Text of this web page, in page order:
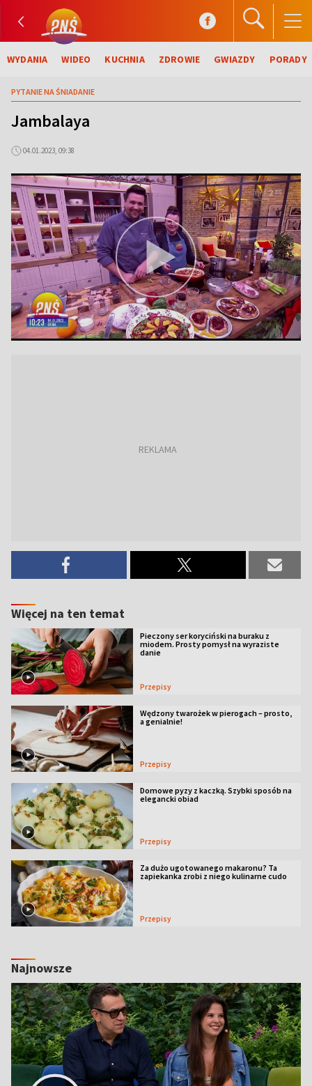
WYDANIA WIDEO KUCHNIA ZDROWIE GWIAZDY PORADY
PYTANIE NA ŚNIADANIE
Jambalaya
04.01.2023, 09:38
Więcej na ten temat
Pieczony ser koryciński na buraku z
miodem. Prosty pomysł na wyraziste
danie
Przepisy
Wędzony twarożek w pierogach – prosto,
a genialnie!
Przepisy
Domowe pyzy z kaczką. Szybki sposób na
elegancki obiad
Przepisy
Za dużo ugotowanego makaronu? Ta
zapiekanka zrobi z niego kulinarne cudo
Przepisy
Najnowsze